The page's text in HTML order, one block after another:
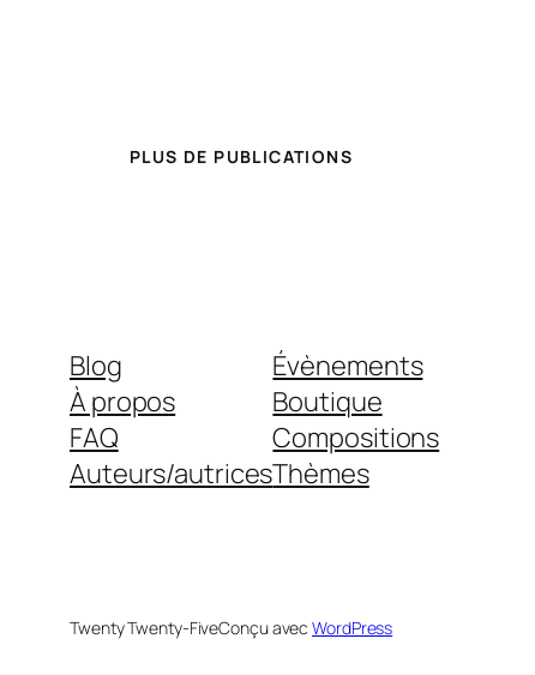
PLUS DE PUBLICATIONS
Blog
À propos
FAQ
Auteurs/autrices
Évènements
Boutique
Compositions
Thèmes
Twenty Twenty-FiveConçu avecWordPress